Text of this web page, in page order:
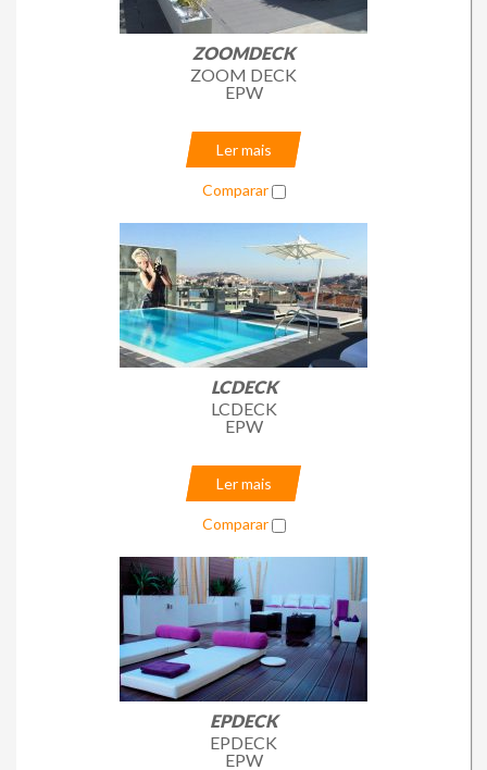
ZOOMDECK
ZOOM DECK
EPW
Ler mais
Comparar
LCDECK
LCDECK
EPW
Ler mais
Comparar
EPDECK
EPDECK
EPW